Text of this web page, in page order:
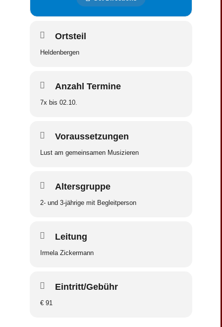
Ortsteil
Heldenbergen
Anzahl Termine
7x bis 02.10.
Voraussetzungen
Lust am gemeinsamen Musizieren
Altersgruppe
2- und 3-jährige mit Begleitperson
Leitung
Irmela Zickermann
Eintritt/Gebühr
€ 91